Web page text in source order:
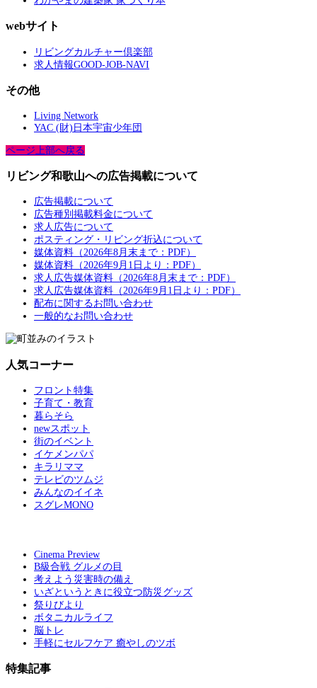
webサイト
リビングカルチャー倶楽部
求人情報GOOD-JOB-NAVI
その他
Living Network
YAC (財)日本宇宙少年団
ページ上部へ戻る
リビング和歌山への広告掲載について
広告掲載について
広告種別掲載料金について
求人広告について
ポスティング・リビング折込について
媒体資料（2026年8月末まで：PDF）
媒体資料（2026年9月1日より：PDF）
求人広告媒体資料（2026年8月末まで：PDF）
求人広告媒体資料（2026年9月1日より：PDF）
配布に関するお問い合わせ
一般的なお問い合わせ
人気コーナー
フロント特集
子育て・教育
暮らそら
newスポット
街のイベント
イケメンパパ
キラリママ
テレビのツムジ
みんなのイイネ
スグレMONO
Cinema Preview
B級合戦 グルメの目
考えよう災害時の備え
いざというときに役立つ防災グッズ
祭りびより
ボタニカルライフ
脳トレ
手軽にセルフケア 癒やしのツボ
特集記事